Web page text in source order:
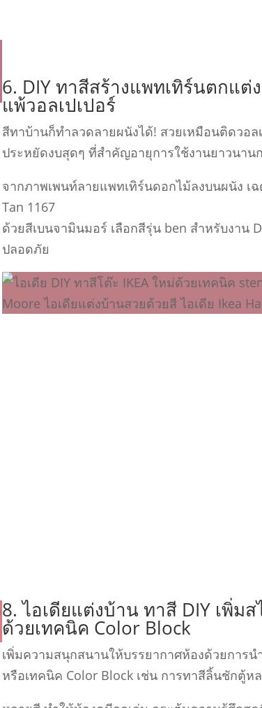
6. DIY ทาสีสร้างแพทเทิร์นตกแต่
แพ้วอลเปเปอร์
สีทาบ้านก็ทําลวดลายผนังได้! สวยเหมือนติดวอล
ประหยัดงบสุดๆ ที่สําคัญอายุการใช้งานยาวนาน
จากภาพเพนท์ลายแพทเทิร์นดอกไม้ลงบนผนัง เ
Tan 1167
ด้วยสีเบนจามินมอร์ เลือกสีรุ่น ben สำหรับงาน
ปลอดภัย
8. ไอเดียแต่งบ้าน ทาสี DIY เพิ่ม
ด้วยเทคนิค Color Block
เพิ่มความสนุกสนานให้บรรยากาศห้องด้วยการ
หรือเทคนิค Color Block เช่น การทาสีลิ้นชักตู้ห